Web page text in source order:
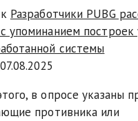
Разработчики PUBG
упоминанием
системы
07.08.2025
в опросе указаны
противника или